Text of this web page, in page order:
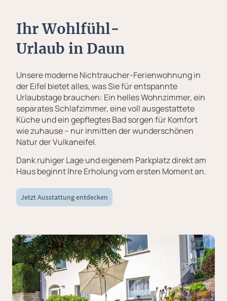
Ihr Wohlfühl-
Urlaub in Daun
Unsere moderne Nichtraucher-Ferienwohnung in
der Eifel bietet alles, was Sie für entspannte
Urlaubstage brauchen: Ein helles Wohnzimmer, ein
separates Schlafzimmer, eine voll ausgestattete
Küche und ein gepflegtes Bad sorgen für Komfort
wie zuhause – nur inmitten der wunderschönen
Natur der Vulkaneifel.
Dank ruhiger Lage und eigenem Parkplatz direkt am
Haus beginnt Ihre Erholung vom ersten Moment an.
Jetzt Ausstattung entdecken